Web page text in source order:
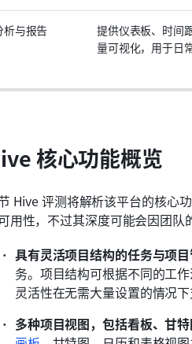
析与报告
提供仪表板、时间
量可视化，用于日
核心功能概览
Hive 评测将解析该平台的核心
用性，不过其深度可能会因团队
具有灵活项目结构的任务与项目
务。项目结构可根据不同的工
灵活性在无需大量设置的情况
多种项目视图，包括看板、甘特